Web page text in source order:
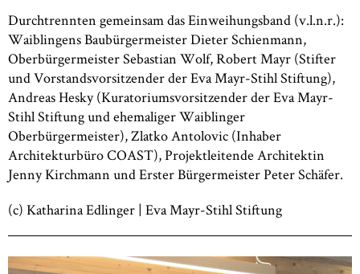
Durchtrennten gemeinsam das Einweihungsband (v.l.n.r.):
Waiblingens Baubürgermeister Dieter Schienmann,
Oberbürgermeister Sebastian Wolf, Robert Mayr (Stifter
und Vorstandsvorsitzender der Eva Mayr-Stihl Stiftung),
Andreas Hesky (Kuratoriumsvorsitzender der Eva Mayr-
Stihl Stiftung und ehemaliger Waiblinger
Oberbürgermeister), Zlatko Antolovic (Inhaber
Architekturbüro COAST), Projektleitende Architektin
Jenny Kirchmann und Erster Bürgermeister Peter Schäfer.
(c) Katharina Edlinger | Eva Mayr-Stihl Stiftung